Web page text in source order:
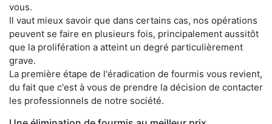
vous.
Il vaut mieux savoir que dans certains cas, nos opérations
peuvent se faire en plusieurs fois, principalement aussitôt
que la prolifération a atteint un degré particulièrement
grave.
La première étape de l'éradication de fourmis vous revient,
du fait que c'est à vous de prendre la décision de contacter
les professionnels de notre société.